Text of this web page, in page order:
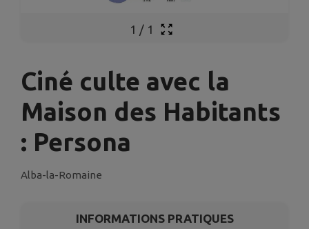
1 / 1
Ciné culte avec la
Maison des Habitants
: Persona
Alba-la-Romaine
INFORMATIONS PRATIQUES